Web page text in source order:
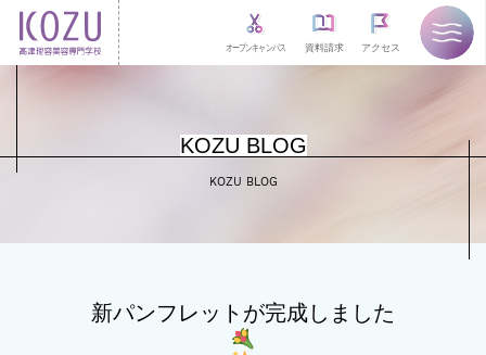
オープンキャンパス 資料請求 アクセス
KOZU BLOG
KOZU BLOG
新パンフレットが完成しました